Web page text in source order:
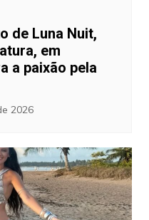
de Luna Nuit,
em
a paixão pela
2026